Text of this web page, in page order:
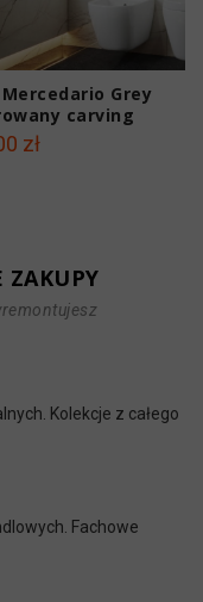
Grey
carving
cm
zł
ZAKUPY
Kolekcje z całego
Fachowe